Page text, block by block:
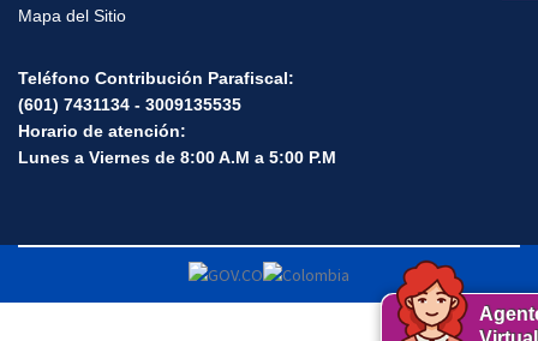
Mapa del Sitio
Teléfono Contribución Parafiscal:
(601) 7431134 - 3009135535
Horario de atención:
Lunes a Viernes de 8:00 A.M a 5:00 P.M